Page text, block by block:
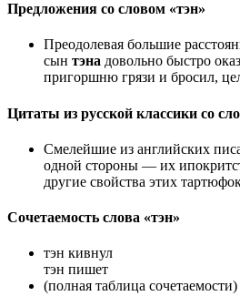
Предложения со словом «тэн»
Преодолевая большие
сын тэна довольно быстро
пригоршню грязи и бросил,
Цитаты из русской классики со
Смелейшие из английских
одной стороны — их
другие свойства этих
Сочетаемость слова «тэн»
тэн кивнул
тэн пишет
(полная таблица сочетаемости)